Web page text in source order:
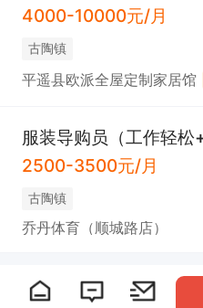
4000-10000元/月
古陶镇
平遥县欧派全屋定制家居馆
服装导购员（工作轻松
2500-3500元/月
古陶镇
乔丹体育（顺城路店）